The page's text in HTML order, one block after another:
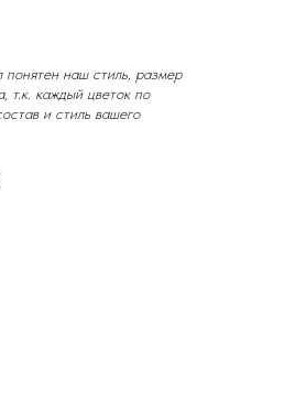
понятен наш стиль, размер
т.к. каждый цветок по
и стиль вашего